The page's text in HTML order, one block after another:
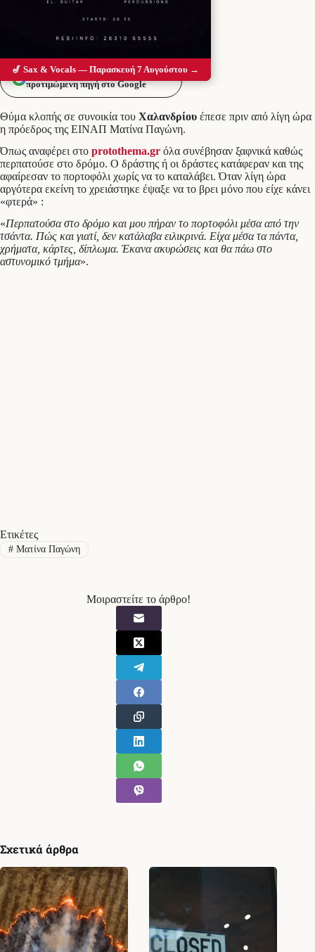
Προσθέστε το Messolonghi Voice ως
προτιμώμενη πηγή στο Google
Θύμα κλοπής σε συνοικία του Χαλανδρίου έπεσε πριν από λίγη ώρα
η πρόεδρος της ΕΙΝΑΠ Ματίνα Παγώνη.
Όπως αναφέρει στο protothema.gr όλα συνέβησαν ξαφνικά καθώς
περπατούσε στο δρόμο. Ο δράστης ή οι δράστες κατάφεραν και της
αφαίρεσαν το πορτοφόλι χωρίς να το καταλάβει. Όταν λίγη ώρα
αργότερα εκείνη το χρειάστηκε έψαξε να το βρει μόνο που είχε κάνει
«φτερά» :
«Περπατούσα στο δρόμο και μου πήραν το πορτοφόλι μέσα από την
τσάντα. Πώς και γιατί, δεν κατάλαβα ειλικρινά. Είχα μέσα τα πάντα,
χρήματα, κάρτες, δίπλωμα. Έκανα ακυρώσεις και θα πάω στο
αστυνομικό τμήμα».
Ετικέτες
#Ματίνα Παγώνη
Μοιραστείτε το άρθρο!
Σχετικά άρθρα
🎷 Sax & Vocals — Παρασκευή 7 Αυγούστου →